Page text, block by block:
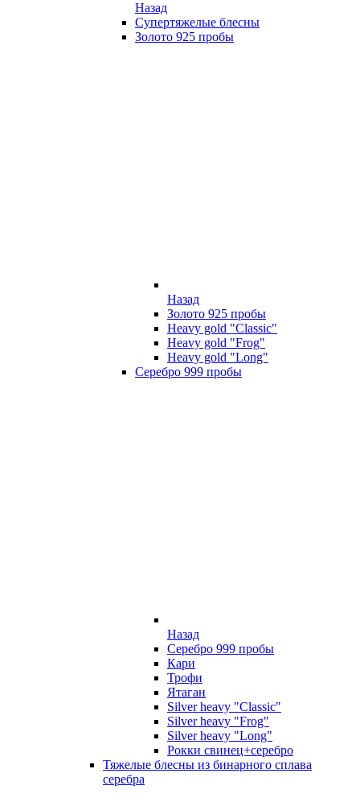
Назад
Супертяжелые блесны
Золото 925 пробы
Назад
Золото 925 пробы
Heavy gold "Classic"
Heavy gold "Frog"
Heavy gold "Long"
Серебро 999 пробы
Назад
Серебро 999 пробы
Кари
Трофи
Ятаган
Silver heavy "Classic"
Silver heavy "Frog"
Silver heavy "Long"
Рокки свинец+серебро
Тяжелые блесны из бинарного сплава
серебра